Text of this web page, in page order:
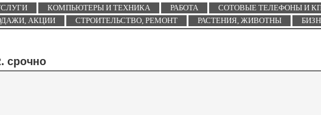
КОМПЬЮТЕРЫ И ТЕХНИКА РАБОТА
СОТОВЫЕ ТЕЛЕФОНЫ И
АКЦИИ
СТРОИТЕЛЬСТВО, РЕМОНТ РАСТЕНИЯ, ЖИВОТНЫ
срочно